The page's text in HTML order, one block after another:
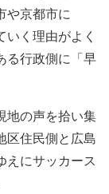
や京都市に
く理由がよく
る行政側に「早
地の声を拾い集
区住民側と広島
えにサッカース